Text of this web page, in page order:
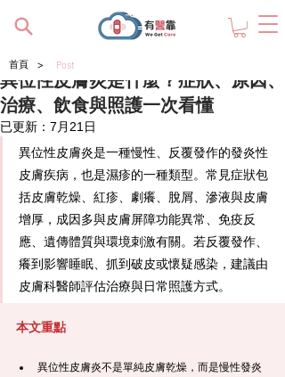
異位性皮膚炎是什麼？症狀、原因、
治療、飲食與照護一次看懂
已更新： 7月21日
異位性皮膚炎是一種慢性、反覆發作的發炎性
皮膚疾病，也是濕疹的一種類型。常見症狀包
括皮膚乾燥、紅疹、劇癢、脫屑、滲液與皮膚
增厚，成因多與皮膚屏障功能異常、免疫反
應、遺傳體質與環境刺激有關。若反覆發作、
癢到影響睡眠、抓到破皮或懷疑感染，建議由
皮膚科醫師評估治療與日常照護方式。
本文重點
異位性皮膚炎不是單純皮膚乾燥，而是慢性發炎
首頁 > Post